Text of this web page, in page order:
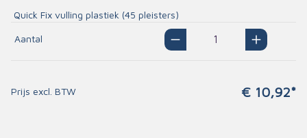
Quick Fix vulling plastiek (45 pleisters)
Aantal
Prijs excl. BTW € 10,92*